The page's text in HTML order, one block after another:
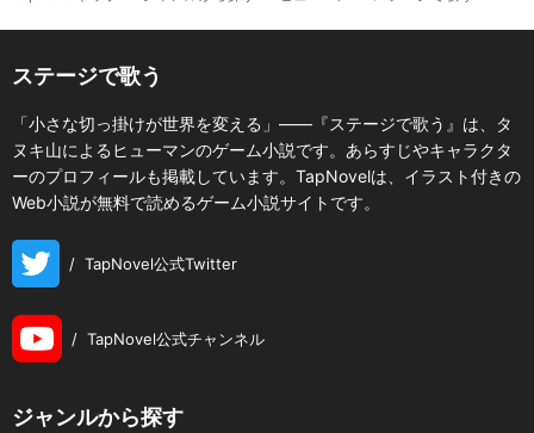
ステージで歌う
「小さな切っ掛けが世界を変える」――『ステージで歌う』は、タ
ヌキ山によるヒューマンのゲーム小説です。あらすじやキャラクタ
ーのプロフィールも掲載しています。TapNovelは、イラスト付きの
Web小説が無料で読めるゲーム小説サイトです。
/ TapNovel公式Twitter
/ TapNovel公式チャンネル
ジャンルから探す